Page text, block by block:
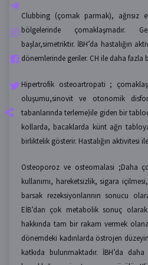
Clubbing (çomak parmak), ağrısız
bölgelerinde çomaklaşmadır.
başlar,simetriktir. İBH’da hastalığın
dönemlerinde geriler. CH ile daha fazla
Hipertrofik osteoartropati ;
oluşumu,sinovit ve otonomik
tabanlarında terleme)ile giden bir
kollarda, bacaklarda künt ağrı
birliktelik gösterir. Hastalığın aktivitesi
Osteoporoz ve osteomalasi ;Daha
kullanımı, hareketsizlik, sigara
barsak rezeksiyonlarının sonucu
EİB’dan çok metabolik sonuç olarak
hakkında tam bir rakam vermek
dönemdeki kadınlarda östrojen
katkıda bulunmaktadır. İBH’da